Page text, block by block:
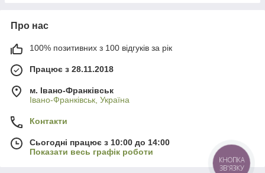
Про нас
100% позитивних з 100 відгуків за рік
Працює з 28.11.2018
м. Івано-Франківськ
Івано-Франківськ, Україна
Контакти
Сьогодні працює з 10:00 до 14:00
Показати весь графік роботи
КНОПКА
ЗВ'ЯЗКУ